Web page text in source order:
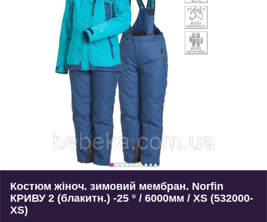
Костюм жіноч. зимовий мембран. Norfin
КРИВУ 2 (блакитн.) -25 ° / 6000мм / XS (532000-
XS)